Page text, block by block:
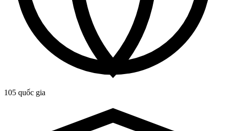
105 quốc gia